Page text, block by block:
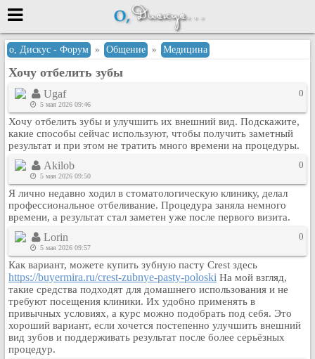
Меню
или войти через
Вход с 7ooo.ru
Регистрация
Забыли пароль?
Данные авторизации одинаковые с
сайтом 7ooo.ru
Форумы
Главная
Поиск
Новые сообщения
Беседы
Игры
Кулинария
Физкультура и спорт
о, Дискус - Форум » Общение » Медицина
Хочу отбелить зубы
Ugaf
5 мая 2026 09:46
0
Хочу отбелить зубы и улучшить их внешний вид. Подскажите,
какие способы сейчас используют, чтобы получить заметный
результат и при этом не тратить много времени на процедуры.
Akilob
5 мая 2026 09:50
0
Я лично недавно ходил в стоматологическую клинику, делал
профессиональное отбеливание. Процедура заняла немного
времени, а результат стал заметен уже после первого визита.
Lorin
5 мая 2026 09:57
0
Как вариант, можете купить зубную пасту Crest здесь
https://buyermira.ru/crest-zubnye-pasty-poloski На мой взгляд,
такие средства подходят для домашнего использования и не
требуют посещения клиники. Их удобно применять в
привычных условиях, а курс можно подобрать под себя. Это
хороший вариант, если хочется постепенно улучшить внешний
вид зубов и поддерживать результат после более серьёзных
процедур.